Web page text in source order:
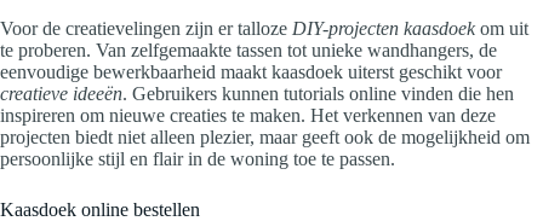
Voor de creatievelingen zijn er talloze DIY-projecten kaasdoekom uit
te proberen. Van zelfgemaakte tassen tot unieke wandhangers, de
eenvoudige bewerkbaarheid maakt kaasdoek uiterst geschikt voor
creatieve ideeën. Gebruikers kunnen tutorials online vinden die hen
inspireren om nieuwe creaties te maken. Het verkennen van deze
projecten biedt niet alleen plezier, maar geeft ook de mogelijkheid om
persoonlijke stijl en flair in de woning toe te passen.
Kaasdoek online bestellen